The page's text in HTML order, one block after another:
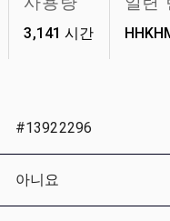
3,141 시간
#13922296
아니요